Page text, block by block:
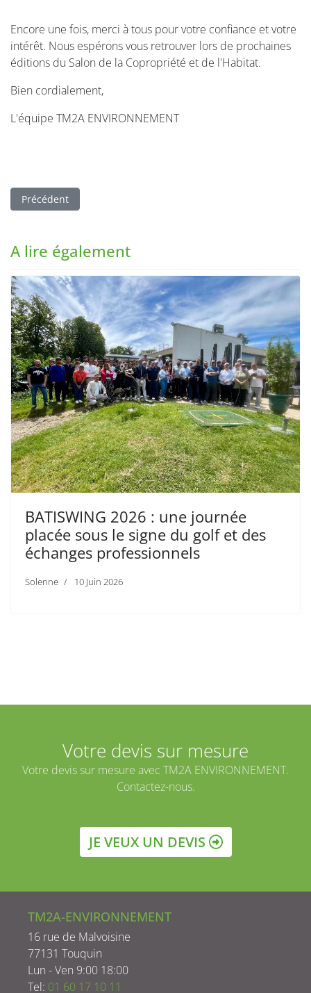
Encore une fois, merci à tous pour votre confiance et votre
intérêt. Nous espérons vous retrouver lors de prochaines
éditions du Salon de la Copropriété et de l'Habitat.
Bien cordialement,
L'équipe TM2A ENVIRONNEMENT
Article précédent : BATISWING 2026 : une journée placée
Précédent
A lire également
BATISWING 2026 : une journée
placée sous le signe du golf et des
échanges professionnels
Solenne 10 Juin 2026
Votre devis sur mesure
Votre devis sur mesure avec TM2A ENVIRONNEMENT.
Contactez-nous.
JE VEUX UN DEVIS
TM2A-ENVIRONNEMENT
16 rue de Malvoisine
77131 Touquin
Lun - Ven 9:00 18:00
Tel: 01 60 17 10 11